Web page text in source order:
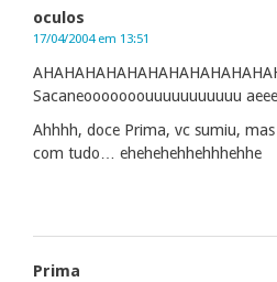
oculos
17/04/2004 em 13:51
Sacaneooooooouuuuuuuuuuu
Ahhhh, doce Prima, vc sumiu,
com tudo… ehehehehhehhhehhe
Prima